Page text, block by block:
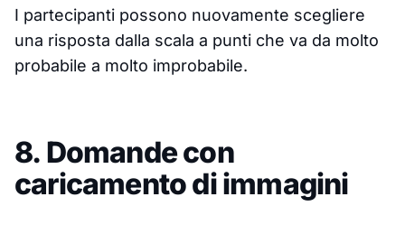
I partecipanti possono nuovamente scegliere
una risposta dalla scala a punti che va da molto
probabile a molto improbabile.
8. Domande con
caricamento di immagini